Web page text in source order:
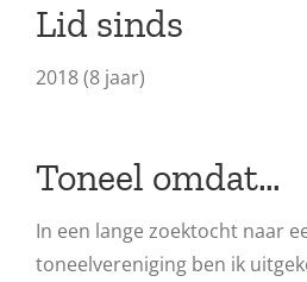
Lid sinds
2018 (8 jaar)
Toneel omdat…
In een lange zoektocht naar
toneelvereniging ben ik